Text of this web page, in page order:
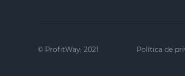
Política de
© ProfitWay, 2021